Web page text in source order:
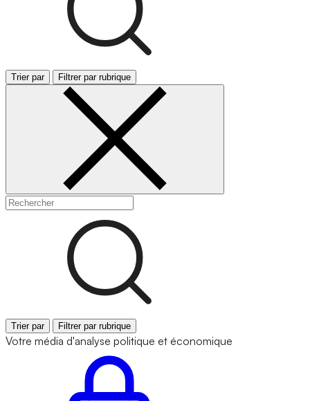
Trier par Filtrer par rubrique
Trier par Filtrer par rubrique
Votre média d'analyse politique et économique